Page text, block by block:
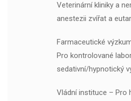
Veterinární kliniky a
anestezii zvířat a
Farmaceutické
Pro kontrolované
sedativní/hypnotický
Vládní instituce – Pro